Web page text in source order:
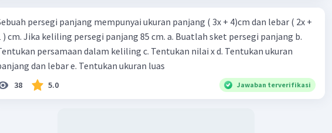
persegi panjang mempunyai ukuran panjang ( 3x + 4)cm dan lebar ( 2x +
) cm. Jika keliling persegi panjang 85 cm. a. Buatlah sket persegi panjang b.
persamaan dalam keliling c. Tentukan nilai x d. Tentukan ukuran
dan lebar e. Tentukan ukuran luas
38 5.0 Jawaban terverifikasi